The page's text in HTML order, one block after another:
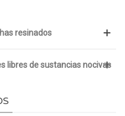
resinados
libres de sustancias nocivas